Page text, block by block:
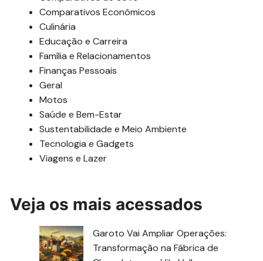
Comparativos Econômicos
Culinária
Educação e Carreira
Família e Relacionamentos
Finanças Pessoais
Geral
Motos
Saúde e Bem-Estar
Sustentabilidade e Meio Ambiente
Tecnologia e Gadgets
Viagens e Lazer
Veja os mais acessados
Garoto Vai Ampliar Operações:
Transformação na Fábrica de